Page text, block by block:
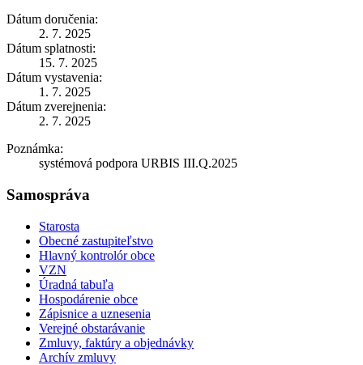
Dátum doručenia:
2. 7. 2025
Dátum splatnosti:
15. 7. 2025
Dátum vystavenia:
1. 7. 2025
Dátum zverejnenia:
2. 7. 2025
Poznámka:
systémová podpora URBIS III.Q.2025
Samospráva
Starosta
Obecné zastupiteľstvo
Hlavný kontrolór obce
VZN
Úradná tabuľa
Hospodárenie obce
Zápisnice a uznesenia
Verejné obstarávanie
Zmluvy, faktúry a objednávky
Archív zmluvy